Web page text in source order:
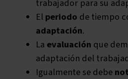
trabajador para su
Elperiodo de tiempo
adaptación.
La evaluación que
adaptación del
Igualmente se debe